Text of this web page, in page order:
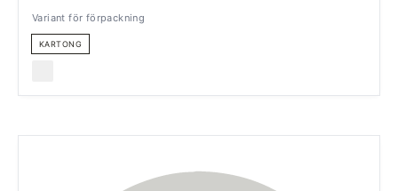
Variant för förpackning
KARTONG